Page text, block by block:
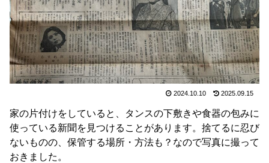
2024.10.10 2025.09.15
家の片付けをしていると、タンスの下敷きや食器の包みに
使っている新聞を見つけることがあります。捨てるに忍び
ないものの、保管する場所・方法も？なので写真に撮って
おきました。